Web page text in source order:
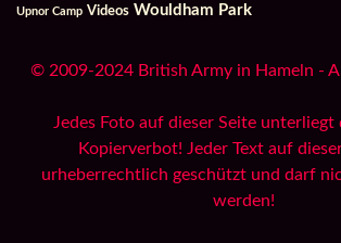
Upnor Camp Videos Wouldham Park
© 2009-2024 British Army in Hameln -
Jedes Foto auf dieser Seite
Kopierverbot! Jeder Text auf
urheberrechtlich geschützt und darf
werden!